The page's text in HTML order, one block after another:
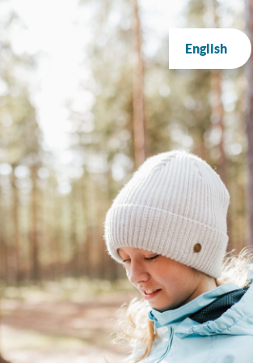
English